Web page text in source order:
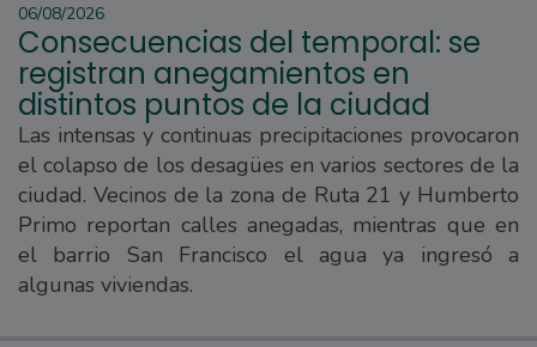
06/08/2026
Consecuencias del temporal: se
registran anegamientos en
distintos puntos de la ciudad
Las intensas y continuas precipitaciones provocaron
el colapso de los desagües en varios sectores de la
ciudad. Vecinos de la zona de Ruta 21 y Humberto
Primo reportan calles anegadas, mientras que en
el barrio San Francisco el agua ya ingresó a
algunas viviendas.